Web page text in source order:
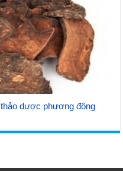
dược phương đông